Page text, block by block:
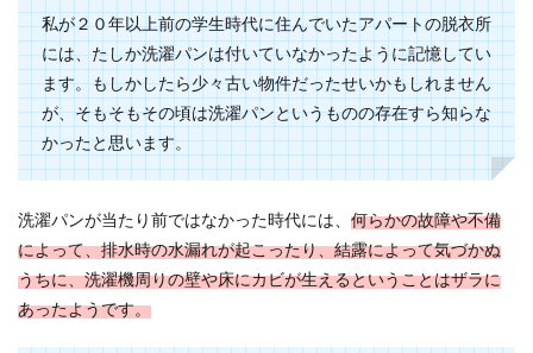
私が２０年以上前の学生時代に住んでいたアパートの脱衣所
には、たしか洗濯パンは付いていなかったように記憶してい
ます。もしかしたら少々古い物件だったせいかもしれません
が、そもそもその頃は洗濯パンというものの存在すら知らな
かったと思います。
洗濯パンが当たり前ではなかった時代には、 何らかの故障や不備
によって、排水時の水漏れが起こったり、結露によって気づかぬ
うちに、洗濯機周りの壁や床にカビが生えるということはザラに
あったようです。